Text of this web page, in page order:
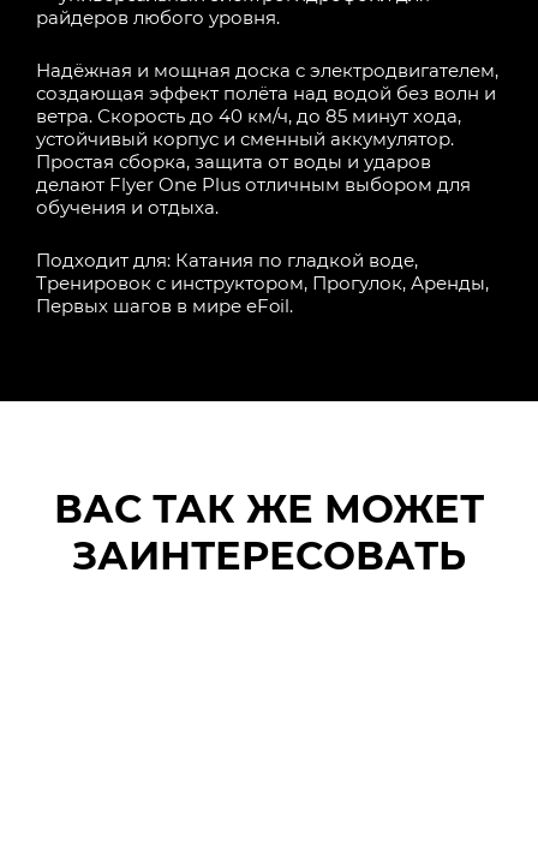
райдеров любого уровня.
Надёжная и мощная доска с электродвигателем,
создающая эффект полёта над водой без волн и
ветра. Скорость до 40 км/ч, до 85 минут хода,
устойчивый корпус и сменный аккумулятор.
Простая сборка, защита от воды и ударов
делают Flyer One Plus отличным выбором для
обучения и отдыха.
Подходит для: Катания по гладкой воде,
Тренировок с инструктором, Прогулок, Аренды,
Первых шагов в мире eFoil.
ВАС ТАК ЖЕ МОЖЕТ
ЗАИНТЕРЕСОВАТЬ